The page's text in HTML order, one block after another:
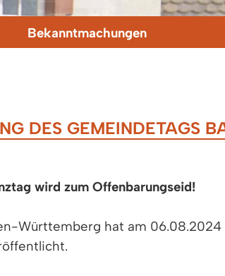
Bekanntmachungen
DES GEMEINDETAGS
wird zum Offenbarungseid!
Württemberg hat am